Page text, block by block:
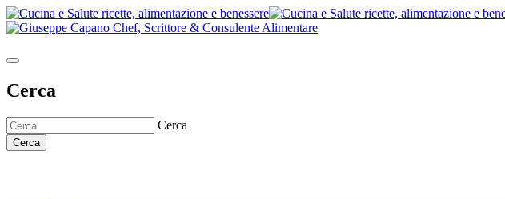
Cerca
Cerca
Cerca